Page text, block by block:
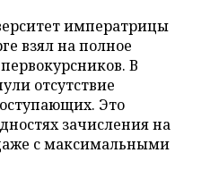
императрицы
взял на полное
В
отсутствие
Это
зачисления на
с максимальными